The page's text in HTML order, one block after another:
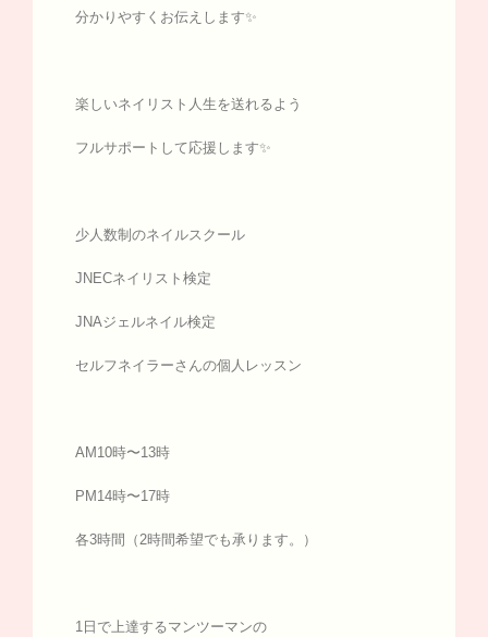
分かりやすくお伝えします✨
楽しいネイリスト人生を送れるよう
フルサポートして応援します✨
少人数制のネイルスクール
JNECネイリスト検定
JNAジェルネイル検定
セルフネイラーさんの個人レッスン
AM10時〜13時
PM14時〜17時
各3時間（2時間希望でも承ります。）
1日で上達するマンツーマンの